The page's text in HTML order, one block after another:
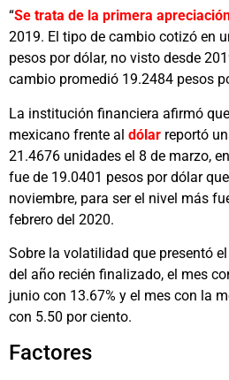
“Se trata de la primera
2019. El tipo de cambio cotizó en
pesos por dólar, no visto desde
cambio promedió 19.2484 pesos
La institución financiera afirmó
mexicano frente al dólar reportó
21.4676 unidades el 8 de marzo,
fue de 19.0401 pesos por dólar
noviembre, para ser el nivel más
febrero del 2020.
Sobre la volatilidad que presentó
del año recién finalizado, el mes
junio con 13.67% y el mes con la
con 5.50 por ciento.
Factores